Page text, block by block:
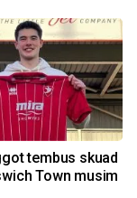
tembus skuad
Town musim